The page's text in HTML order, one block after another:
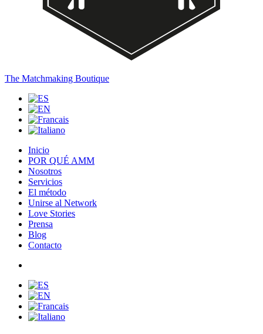
The Matchmaking Boutique
Inicio
POR QUÉ AMM
Nosotros
Servicios
El método
Unirse al Network
Love Stories
Prensa
Blog
Contacto